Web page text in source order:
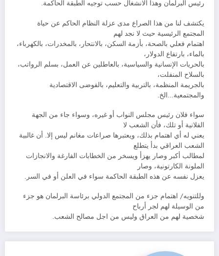
رئيس البرلمان وهذا الانشغال حسب توجيه الطبقة الحاكمة.
يكتشف لنا من هذا الصراع مدى عزلة النظام الحاكم عن حياة
المجتمع الرئيسية حيث لا نجد لهم
اهتمام فعلي بالصحة، بأزمة السكن، بالانتحار، بالمخدرات، بالكهرباء،
بالماء، بارتفاع الدولار،
بالحريات الإنسانية والسياسية، بالعاطلين عن العمل، بسلم الرواتب،
بالسلاح المنفلت،
بالجريمة المنظمة، بالتربية والتعليم، بالفوضى الاقتصادية
والمجتمعية…الخ.
سواء فلان رئيس مجلس النواب أو غيره، وسواء جاء من الجهة
الفلانية أو تلك، فأن الشعب لا
يعني له أي اهتمام بذلك، ويعتبرها صراعات مغانم ليس إلا. أن غالبية
الشعب العراقي بدأ يتطلع
لمطالب أكبر وصار يهزأ ويسخر من الخطابات الفارغة والانجازات
الملونة الكارتونية، وصار
يعزل نفسه عن هذه الطبقة الحاكمة سواء في العلن أو في السر.
وللتنويه/ اهتمام جزء من المجتمع الدولي برئاسة البرلمان هو جزء
من الوسيلة لهم لجر أرباح
شخصية لهم من العراق وليس من اجل مصالح الشعب.